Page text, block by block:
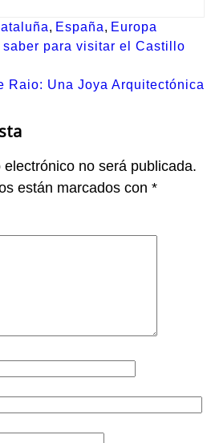
, España, Europa
para visitar el Castillo
Raio: Una Joya Arquitectónica
no será publicada.
están marcados con *